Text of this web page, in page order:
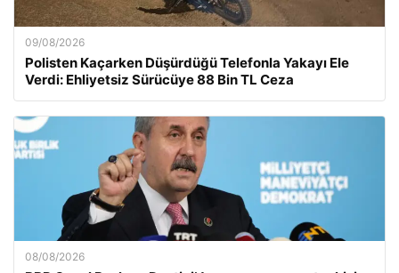
09/08/2026
Polisten Kaçarken Düşürdüğü Telefonla Yakayı Ele
Verdi: Ehliyetsiz Sürücüye 88 Bin TL Ceza
08/08/2026